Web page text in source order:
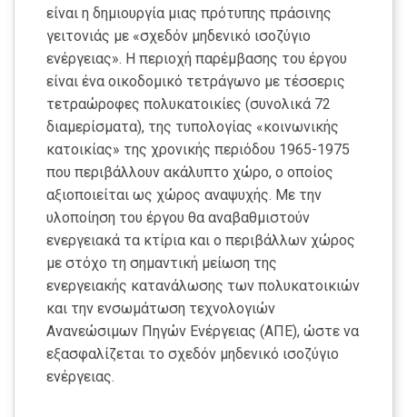
είναι η δημιουργία μιας πρότυπης πράσινης
γειτονιάς με «σχεδόν μηδενικό ισοζύγιο
ενέργειας». Η περιοχή παρέμβασης του έργου
είναι ένα οικοδομικό τετράγωνο με τέσσερις
τετραώροφες πολυκατοικίες (συνολικά 72
διαμερίσματα), της τυπολογίας «κοινωνικής
κατοικίας» της χρονικής περιόδου 1965-1975
που περιβάλλουν ακάλυπτο χώρο, ο οποίος
αξιοποιείται ως χώρος αναψυχής. Με την
υλοποίηση του έργου θα αναβαθμιστούν
ενεργειακά τα κτίρια και ο περιβάλλων χώρος
με στόχο τη σημαντική μείωση της
ενεργειακής κατανάλωσης των πολυκατοικιών
και την ενσωμάτωση τεχνολογιών
Ανανεώσιμων Πηγών Ενέργειας (ΑΠΕ), ώστε να
εξασφαλίζεται το σχεδόν μηδενικό ισοζύγιο
ενέργειας.